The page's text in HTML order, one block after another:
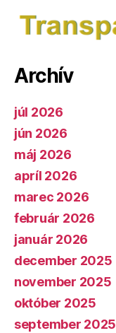
Archív
júl 2026
jún 2026
máj 2026
apríl 2026
marec 2026
február 2026
január 2026
december 2025
november 2025
október 2025
september 2025